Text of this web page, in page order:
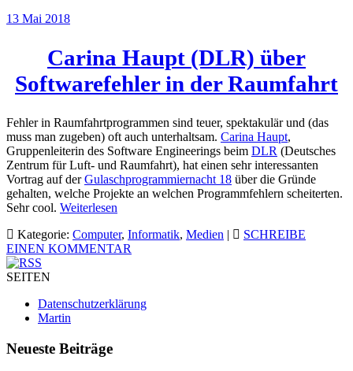
13 Mai 2018
Carina Haupt (DLR) über
Softwarefehler in der Raumfahrt
Fehler in Raumfahrtprogrammen sind teuer, spektakulär und (das
muss man zugeben) oft auch unterhaltsam. Carina Haupt,
Gruppenleiterin des Software Engineerings beim DLR (Deutsches
Zentrum für Luft- und Raumfahrt), hat einen sehr interessanten
Vortrag auf derGulaschprogrammiernacht 18 über die Gründe
gehalten, welche Projekte an welchen Programmfehlern scheiterten.
Sehr cool. Weiterlesen
Kategorie: Computer, Informatik, Medien |
SCHREIBE
EINEN KOMMENTAR
SEITEN
Datenschutzerklärung
Martin
Neueste Beiträge